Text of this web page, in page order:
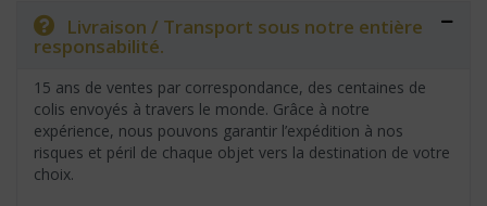
Livraison / Transport sous notre entière
responsabilité.
15 ans de ventes par correspondance, des centaines de
colis envoyés à travers le monde. Grâce à notre
expérience, nous pouvons garantir l’expédition à nos
risques et péril de chaque objet vers la destination de votre
choix.